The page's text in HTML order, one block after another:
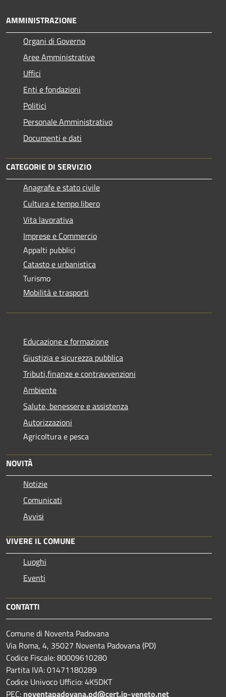
AMMINISTRAZIONE
Organi di Governo
Aree Amministrative
Uffici
Enti e fondazioni
Politici
Personale Amministrativo
Documenti e dati
CATEGORIE DI SERVIZIO
Anagrafe e stato civile
Cultura e tempo libero
Vita lavorativa
Imprese e Commercio
Appalti pubblici
Catasto e urbanistica
Turismo
Mobilità e trasporti
Educazione e formazione
Giustizia e sicurezza pubblica
Tributi,finanze e contravvenzioni
Ambiente
Salute, benessere e assistenza
Autorizzazioni
Agricoltura e pesca
NOVITÀ
Notizie
Comunicati
Avvisi
VIVERE IL COMUNE
Luoghi
Eventi
CONTATTI
Comune di Noventa Padovana
Via Roma, 4, 35027 Noventa Padovana (PD)
Codice Fiscale: 80009610280
Partita IVA: 01471180289
Codice Univoco Ufficio: 4K5DKT
PEC: noventapadovana.pd@cert.ip-veneto.net